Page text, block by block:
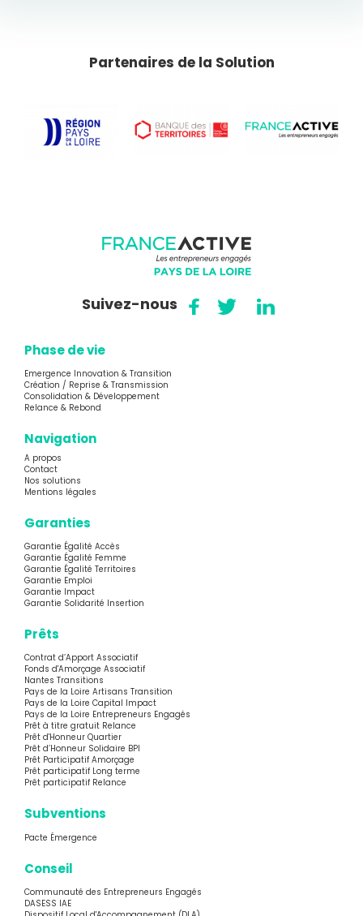
Partenaires de la Solution
Suivez-nous
Phase de vie
Emergence Innovation & Transition
Création / Reprise & Transmission
Consolidation & Développement
Relance & Rebond
Navigation
A propos
Contact
Nos solutions
Mentions légales
Garanties
Garantie Égalité Accès
Garantie Égalité Femme
Garantie Égalité Territoires
Garantie Emploi
Garantie Impact
Garantie Solidarité Insertion
Prêts
Contrat d’Apport Associatif
Fonds d'Amorçage Associatif
Nantes Transitions
Pays de la Loire Artisans Transition
Pays de la Loire Capital Impact
Pays de la Loire Entrepreneurs Engagés
Prêt à titre gratuit Relance
Prêt d'Honneur Quartier
Prêt d’Honneur Solidaire BPI
Prêt Participatif Amorçage
Prêt participatif Long terme
Prêt participatif Relance
Subventions
Pacte Émergence
Conseil
Communauté des Entrepreneurs Engagés
DASESS IAE